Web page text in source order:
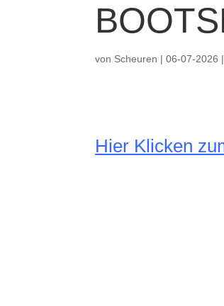
von Scheuren |06-07-2026 |
Hier Klicken